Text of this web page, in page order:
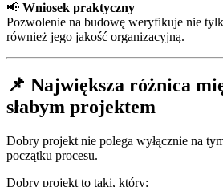
📢 Wniosek praktyczny
Pozwolenie na budowę weryfikuje nie
również jego jakość organizacyjną.
📌 Największa różnica
słabym projektem
Dobry projekt nie polega wyłącznie na
początku procesu.
Dobry projekt to taki, który: